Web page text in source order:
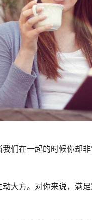
们在一起的时候你却
大方。对你来说，满